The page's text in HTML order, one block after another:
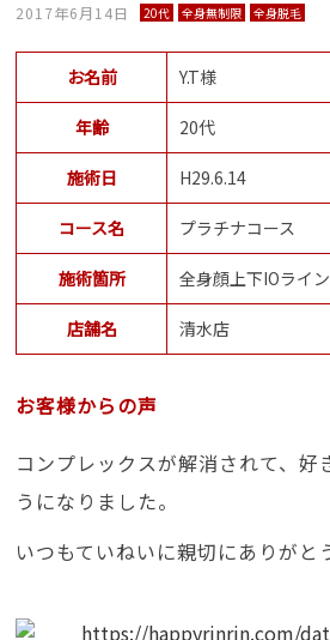
2017年6月14日 20代 全身無制限 全身脱毛
お名前 Y.T様
年齢 20代
施術日 H29.6.14
コース名 プラチナコース
施術箇所 全身顔上下IOライン
店舗名 清水店
お客様からの声
コンプレックスが解消されて、好
うになりました。
いつもていねいに親切にありがと